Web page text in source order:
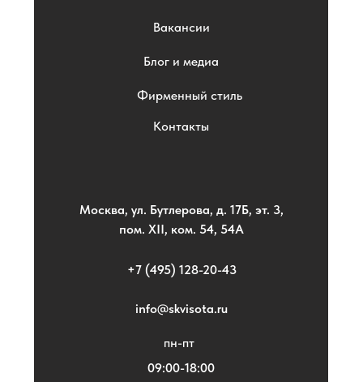
Вакансии
Блог и медиа
Фирменный стиль
Контакты
+7 (495) 128-20-43
info@skvisota.ru
Москва, ул. Бутлерова, д. 17Б, эт. 3,
пом. XII, ком. 54, 54А
пн-пт
09:00-18:00